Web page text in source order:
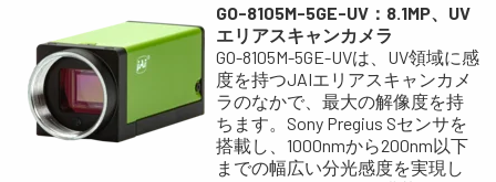
GO-8105M-5GE-UV：8.1MP、UV
エリアスキャンカメラ
GO-8105M-5GE-UVは、UV領域に感
度を持つJAIエリアスキャンカメ
ラのなかで、最大の解像度を持
ちます。Sony Pregius Sセンサを
搭載し、1000nmから200nm以下
までの幅広い分光感度を実現し